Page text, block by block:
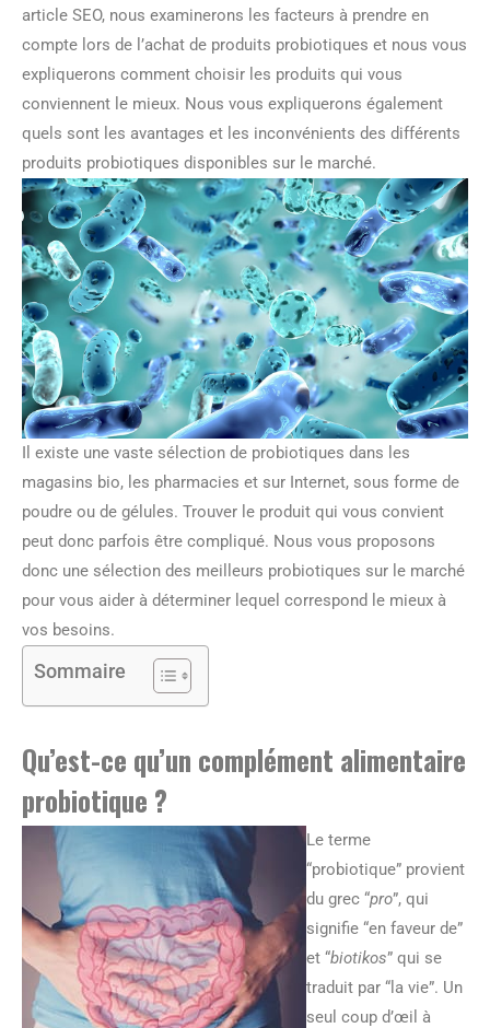
article SEO, nous examinerons les facteurs à prendre en
compte lors de l’achat de produits probiotiques et nous vous
expliquerons comment choisir les produits qui vous
conviennent le mieux. Nous vous expliquerons également
quels sont les avantages et les inconvénients des différents
produits probiotiques disponibles sur le marché.
Il existe une vaste sélection de probiotiques dans les
magasins bio, les pharmacies et sur Internet, sous forme de
poudre ou de gélules. Trouver le produit qui vous convient
peut donc parfois être compliqué. Nous vous proposons
donc une sélection des meilleurs probiotiques sur le marché
pour vous aider à déterminer lequel correspond le mieux à
vos besoins.
Sommaire
Qu’est-ce qu’un complément alimentaire
probiotique ?
Le terme
“probiotique” provient
du grec “pro”, qui
signifie “en faveur de”
et “biotikos” qui se
traduit par “la vie”. Un
seul coup d’œil à